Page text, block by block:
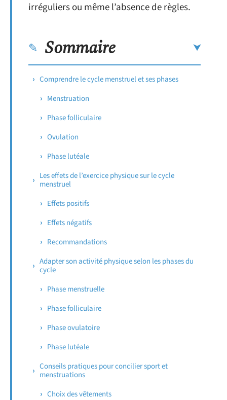
irréguliers ou même l’absence de règles.
Sommaire
Comprendre le cycle menstruel et ses phases
Menstruation
Phase folliculaire
Ovulation
Phase lutéale
Les effets de l’exercice physique sur le cycle
menstruel
Effets positifs
Effets négatifs
Recommandations
Adapter son activité physique selon les phases du
cycle
Phase menstruelle
Phase folliculaire
Phase ovulatoire
Phase lutéale
Conseils pratiques pour concilier sport et
menstruations
Choix des vêtements